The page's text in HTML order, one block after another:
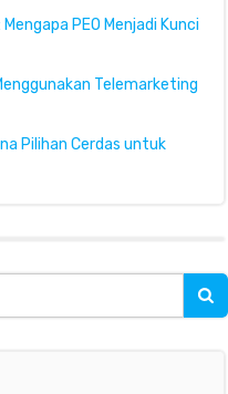
PEO Menjadi Kunci
Telemarketing
Pilihan Cerdas untuk